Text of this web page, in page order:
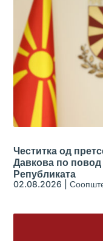
Честитка од
Давкова по
Републиката
02.08.2026 |